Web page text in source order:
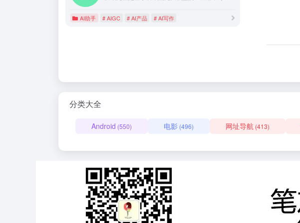
AI助手 # AIGC # AI产品 # AI写作
分类大全
Android (550) 电影 (496) 网址导航 (413)